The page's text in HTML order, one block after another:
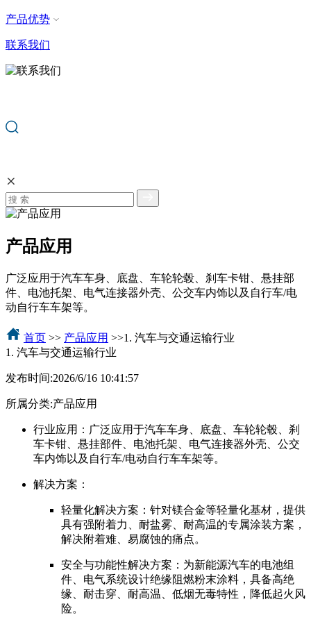
产品优势
联系我们
产品应用
广泛应用于汽车车身、底盘、车轮轮毂、刹车卡钳、悬挂部
件、电池托架、电气连接器外壳、公交车内饰以及自行车/电
动自行车车架等。
首页 >> 产品应用 >>1. 汽车与交通运输行业
1. 汽车与交通运输行业
发布时间:2026/6/16 10:41:57
所属分类:产品应用
行业应用：广泛应用于汽车车身、底盘、车轮轮毂、刹
车卡钳、悬挂部件、电池托架、电气连接器外壳、公交
车内饰以及自行车/电动自行车车架等。
解决方案：
轻量化解决方案：针对镁合金等轻量化基材，提供
具有强附着力、耐盐雾、耐高温的专属涂装方案，
解决附着难、易腐蚀的痛点。
安全与功能性解决方案：为新能源汽车的电池组
件、电气系统设计绝缘阻燃粉末涂料，具备高绝
缘、耐击穿、耐高温、低烟无毒特性，降低起火风
险。